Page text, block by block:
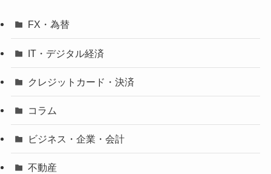
FX・為替
IT・デジタル経済
クレジットカード・決済
コラム
ビジネス・企業・会計
不動産